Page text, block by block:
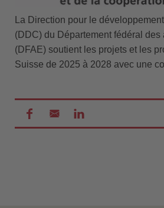
La Direction pour le
(DDC) du Département fédéral des
(DFAE) soutient les projets et les
Suisse de 2025 à 2028 avec une